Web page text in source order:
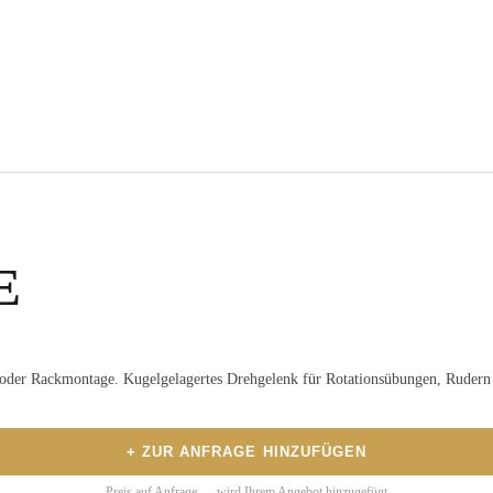
Rackmontage. Kugelgelagertes Drehgelenk für Rotationsübungen, Rudern
+ ZUR ANFRAGE HINZUFÜGEN